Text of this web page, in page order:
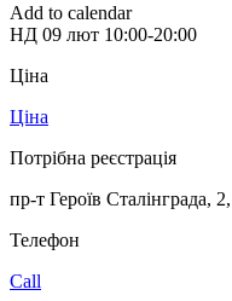
Add to calendar
НД 09 лют 10:00-20:00
Ціна
Ціна
Потрібна реєстрація
пр-т Героїв Сталінграда, 2,
Телефон
Call